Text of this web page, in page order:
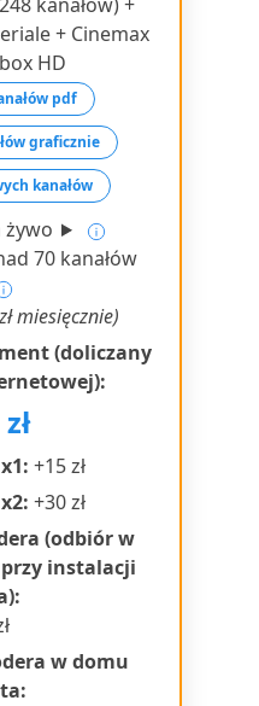
+ Cinemax
HD
pdf
graficznie
kanałów
żywo
70 kanałów
miesięcznie)
(doliczany
+15 zł
+30 zł
(odbiór w
instalacji
w domu